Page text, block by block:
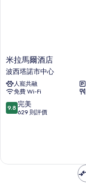
米
拉
馬
爾
酒
店
波
心
米拉馬爾酒店
波西塔諾市中心
人寵共融
免費 Wi-Fi
9.8
分
完
9.8 完美
629 則評價